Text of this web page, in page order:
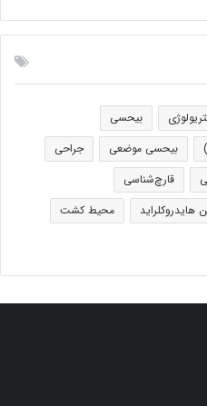
بیحسی
بیحسی موضعی
جراحی
قارچ‌شناسی
هایدروکلراید
محیط کشت